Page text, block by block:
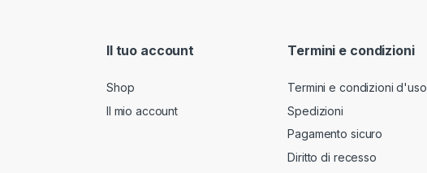
Il tuo account
Shop
Il mio account
Termini e condizioni
Termini e condizioni d'uso
Spedizioni
Pagamento sicuro
Diritto di recesso